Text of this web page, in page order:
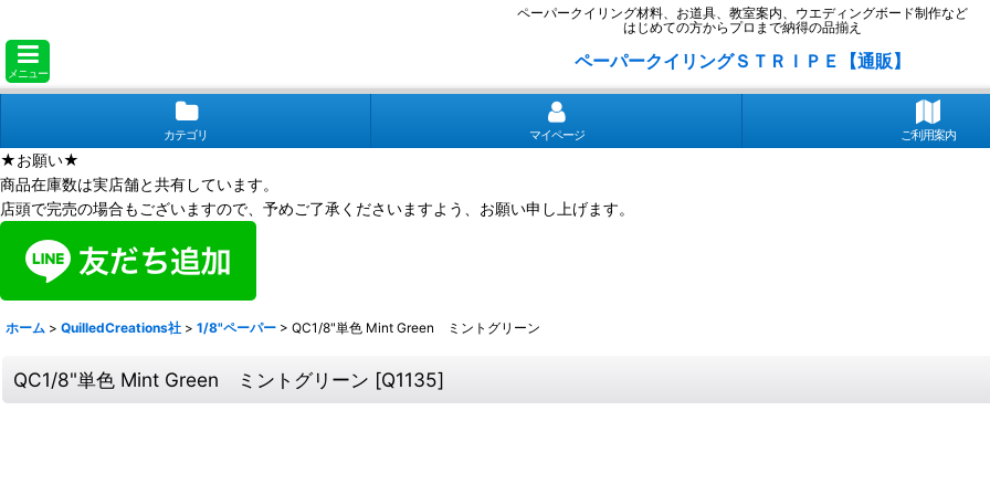
ペーパークイリング材料、お道具、教室案内、ウエディングボード制作など
はじめての方からプロまで納得の品揃え
メニュー
ペーパークイリングＳＴＲＩＰＥ【通販】
カテゴリ マイページ ご利用案内
★お願い★
商品在庫数は実店舗と共有しています。
店頭で完売の場合もございますので、予めご了承くださいますよう、お願い申し上げます。
ホーム > QuilledCreations社 > 1/8"ペーパー > QC1/8"単色 Mint Green ミントグリーン
QC1/8"単色 Mint Green ミントグリーン [Q1135]